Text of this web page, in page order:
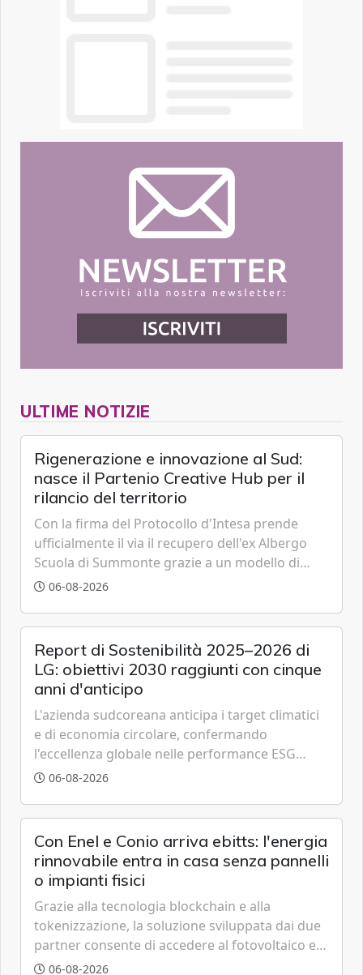
ULTIME NOTIZIE
Rigenerazione e innovazione al Sud:
nasce il Partenio Creative Hub per il
rilancio del territorio
Con la firma del Protocollo d'Intesa prende
ufficialmente il via il recupero dell'ex Albergo
Scuola di Summonte grazie a un modello di
partenariato pubblico-privato e a una rete di
06-08-2026
Report di Sostenibilità 2025–2026 di
LG: obiettivi 2030 raggiunti con cinque
anni d'anticipo
L'azienda sudcoreana anticipa i target climatici
e di economia circolare, confermando
l'eccellenza globale nelle performance ESG
grazie a innovazione, accessibilità e governance
06-08-2026
Con Enel e Conio arriva ebitts: l'energia
rinnovabile entra in casa senza pannelli
o impianti fisici
Grazie alla tecnologia blockchain e alla
tokenizzazione, la soluzione sviluppata dai due
partner consente di accedere al fotovoltaico e
all'eolico ottenendo risparmi diretti in bolletta,
06-08-2026